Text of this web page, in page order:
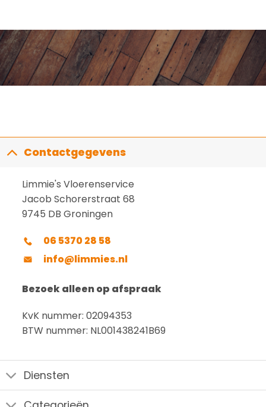
Contactgegevens
Limmie's Vloerenservice
Jacob Schorerstraat 68
9745 DB Groningen
06 5370 28 58
info@limmies.nl
Bezoek alleen op afspraak
KvK nummer: 02094353
BTW nummer: NL001438241B69
Diensten